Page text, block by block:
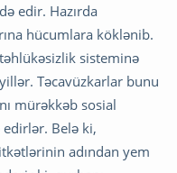
edir. Hazırda
hücumlara köklənib.
sisteminə
Təcavüzkarlar bunu
mürəkkəb sosial
Belə ki,
adından yem